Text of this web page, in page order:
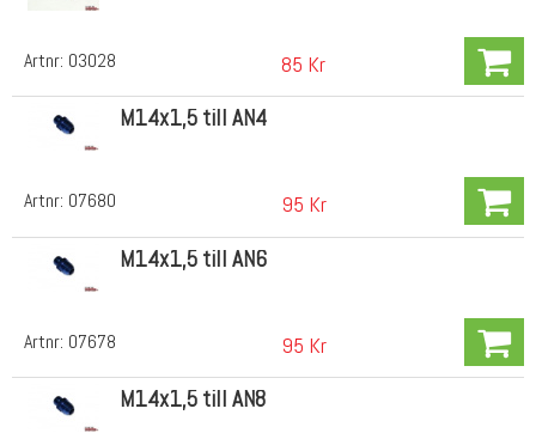
Artnr: 03028 85 Kr
Artnr: 07680
M14x1,5 till AN4
95 Kr
Artnr: 07678
M14x1,5 till AN6
95 Kr
M14x1,5 till AN8